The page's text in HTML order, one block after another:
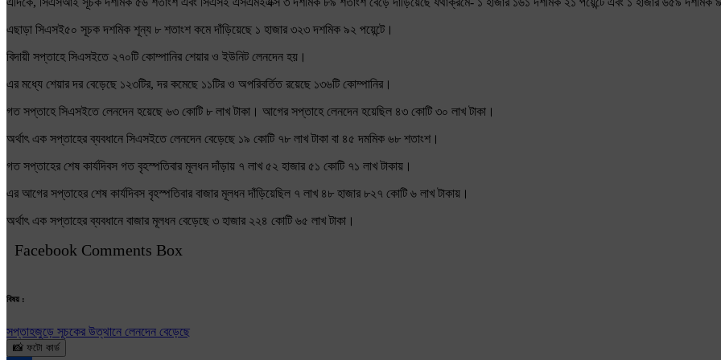
এছাড়া সিএসই৫০ সূচক দশমিক শূন্য ৮ শতাংশ কমে দাঁড়িয়েছে ১ হাজার ৩২৩ দশমিক ৯২ পয়েন্টে।
বিদায়ী সপ্তাহে সিএসইতে ২৭০টি কোম্পানির শেয়ার ও ইউনিট লেনদেন হয়।
এর মধ্যে শেয়ার দর বেড়েছে ১২৩টির, দর কমেছে ১১টির ও অপরিবর্তিত রয়েছে ১৩৬টি কোম্পানির।
গত সপ্তাহে সিএসইতে লেনদেন হয়েছে ৬৩ কোটি ৮ লাখ টাকা। আগের সপ্তাহে লেনদেন হয়েছিল ৪৩ কোটি ৩০ লাখ টাকা।
অর্থাৎ এক সপ্তাহের ব্যবধানে সিএসইতে লেনদেন বেড়েছে ১৯ কোটি ৭৮ লাখ টাকা বা ৪৫ দমমিক ৬৮ শতাংশ।
গত সপ্তাহের শেষ কার্যদিবস গত বৃহস্পতিবার মূলধন দাঁড়ায় ৭ লাখ ৫২ হাজার ৫১ কোটি ৭১ লাখ টাকায়।
এর আগের সপ্তাহের শেষ কার্যদিবস বৃহস্পতিবার বাজার মূলধন দাঁড়িয়েছিল ৭ লাখ ৪৮ হাজার ৮২৭ কোটি ৬ লাখ টাকায়।
অর্থাৎ এক সপ্তাহের ব্যবধানে বাজার মূলধন বেড়েছে ৩ হাজার ২২৪ কোটি ৬৫ লাখ টাকা।
Facebook Comments Box
বিষয় :
সপ্তাহজুড়ে সূচকের উত্থানে লেনদেন বেড়েছে
📸 ফটো কার্ড